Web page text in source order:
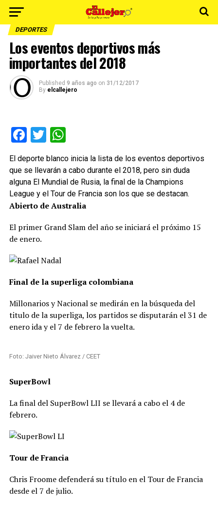
DEPORTES
Los eventos deportivos más
importantes del 2018
Published 9 años ago on 31/12/2017
By elcallejero
Facebook
TwitterWhatsApp
El deporte blanco inicia la lista de los eventos deportivos
que se llevarán a cabo durante el 2018, pero sin duda
alguna El Mundial de Rusia, la final de la Champions
League y el Tour de Francia son los que se destacan.
Abierto de Australia
El primer Grand Slam del año se iniciará el próximo 15
de enero.
Final de la superliga colombiana
Millonarios y Nacional se medirán en la búsqueda del
titulo de la superliga, los partidos se disputarán el 31 de
enero ida y el 7 de febrero la vuelta.
Foto: Jaiver Nieto Álvarez / CEET
SuperBowl
La final del SuperBowl LII se llevará a cabo el 4 de
febrero.
Tour de Francia
Chris Froome defenderá su título en el Tour de Francia
desde el 7 de julio.